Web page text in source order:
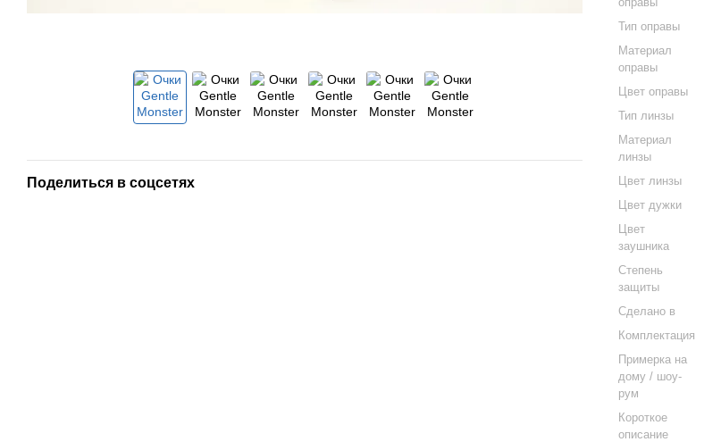
Поделиться в соцсетях
Тип оправы
Материал
оправы
Цвет оправы
Тип линзы
Материал
линзы
Цвет линзы
Цвет дужки
Цвет
заушника
Степень
защиты
Cделано в
Комплектация
Примерка на
дому / шоу-
рум
Короткое
описание